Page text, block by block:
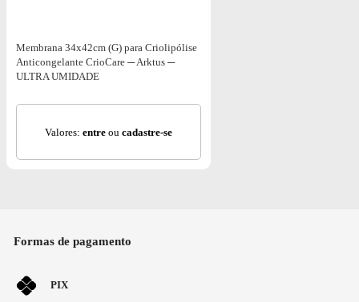
Membrana 34x42cm (G) para Criolipólise
Anticongelante CrioCare ─ Arktus ─
ULTRA UMIDADE
Valores: entre ou cadastre-se
Formas de pagamento
PIX